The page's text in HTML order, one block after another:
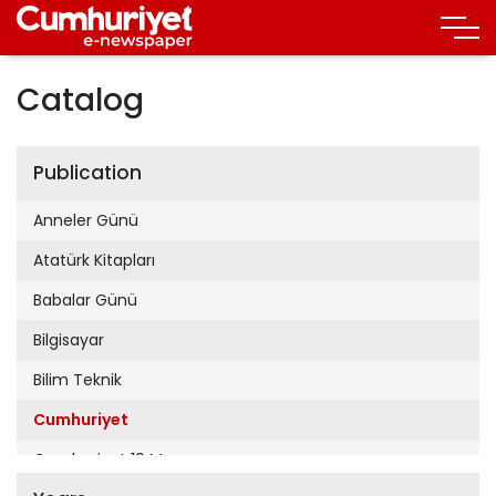
Catalog
Publication
Anneler Günü
Atatürk Kitapları
Babalar Günü
Bilgisayar
Bilim Teknik
Cumhuriyet
Cumhuriyet 19 Mayıs